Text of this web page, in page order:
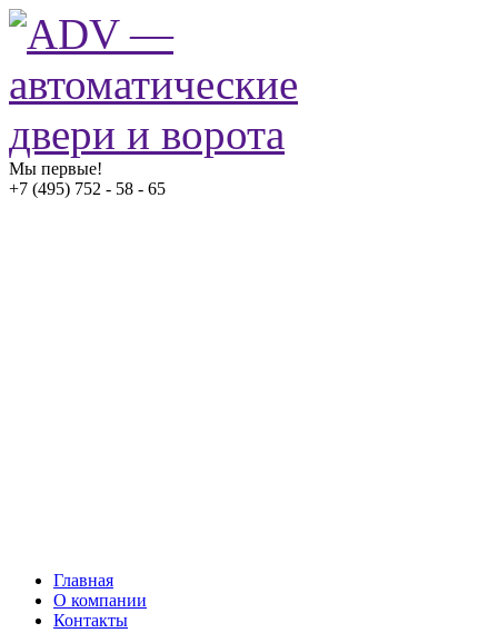
Мы первые!
+7 (495) 752 - 58 - 65
Главная
О компании
Контакты